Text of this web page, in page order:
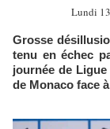
Lundi
Grosse
tenu en échec
journée de
de Monaco face